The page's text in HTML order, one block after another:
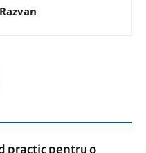
practic pentru o